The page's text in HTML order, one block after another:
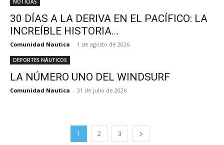
NOTICIAS
30 DÍAS A LA DERIVA EN EL PACÍFICO: LA
INCREÍBLE HISTORIA...
Comunidad Nautica - 1 de agosto de 2026
DEPORTES NÁUTICOS
LA NÚMERO UNO DEL WINDSURF
Comunidad Nautica - 31 de julio de 2026
1 2 3